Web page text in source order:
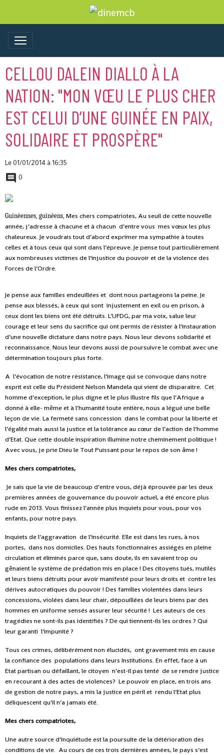
CELLOU DALEIN DIALLO À LA
NATION: "MON VŒU LE PLUS CHER
EST CELUI D’UNE GUINÉE EN PAIX,
SOLIDAIRE ET PROSPÈRE"
Le 01/01/2014à 16:35
0
Guinéennes, guinéens, Mes chers compatriotes, Au seuil de cette nouvelle
année, j’adresse à chacune et à chacun d’entre vous mes vœux les plus
chaleureux. Je voudrais tout d’abord exprimer ma sympathie à toutes
celles et à tous ceux qui sont dans l’épreuve. Je pense tout particulièrement
aux nombreuses victimes de l’injustice du pouvoir et de la violence des
Forces de l’Ordre.
Je pense aux familles endeuillées et dont nous partageons la peine. Je
pense aux blessés, à ceux qui sont injustement en exil ou en prison, à
ceux dont les biens ont été détruits. L’UFDG, par ma voix, salue leur
courage et leur sens du sacrifice qui ont permis de résister à l’instauration
d’une nouvelle dictature dans notre pays. Nous leur devons solidarité et
reconnaissance. Nous leur devons aussi de poursuivre le combat avec une
détermination toujours plus forte.
A l’évocation de notre résistance, l’image qui se convoque dans notre
esprit est celle du Président Nelson Mandela qui vient de disparaitre. Cet
homme d’exception, le plus digne et le plus illustre fils que l’Afrique a
donné à elle- même et à l’humanité toute entière, nous a légué une belle
leçon de vie. La fermeté sans concession dans le combat pour la liberté et
l’égalité mais aussi la justice et la tolérance au cœur de l’action de l’homme
d’Etat. Que cette double inspiration illumine notre cheminement politique !
Avec vous, je prie Dieu le Tout Puissant pour le repos de son âme !
Mes chers compatriotes,
Je sais que la vie de beaucoup d’entre vous, déjà éprouvée par les deux
premières années de gouvernance du pouvoir actuel, a été encore plus
rude en 2013. Vous finissez l’année plus inquiets pour vous, pour vos
enfants, pour notre pays.
Inquiets de l’aggravation de l’insécurité. Elle est dans les rues, à nos
portes, dans nos domiciles. Des hauts fonctionnaires assiégés en pleine
circulation et éliminés parce que, sans doute, ils en savaient trop ou
gênaient le système de prédation mis en place ! Des citoyens tués, mutilés
et leurs biens détruits pour avoir manifesté pour leurs droits et contre les
dérives autocratiques du pouvoir ! Des familles violentées dans leurs
concessions, violées dans leur chair, dépouillées de leurs biens par des
hommes en uniforme sensés assurer leur sécurité ! Les auteurs de ces
tragédies ne sont-ils pas identifiés ? De qui tiennent-ils les ordres ? Qui
leur garanti l’impunité ?
Tous ces crimes, délibérément non élucidés, ont gravement mis en cause
la confiance des populations dans leurs Institutions. En effet, face à un
Etat partisan ou défaillant, le citoyen n’est-il pas tenté de se rendre justice
en recourant à des actes de violences? Le pouvoir en place, en trois ans
de gestion de notre pays, a mis la justice en péril et rendu l’Etat plus
déliquescent qu’il n’a jamais été.
Mes chers compatriotes,
Une autre source d’inquiétude est la poursuite de la détérioration des
conditions de vie. Au cours de ces trois dernières années, le pays s’est